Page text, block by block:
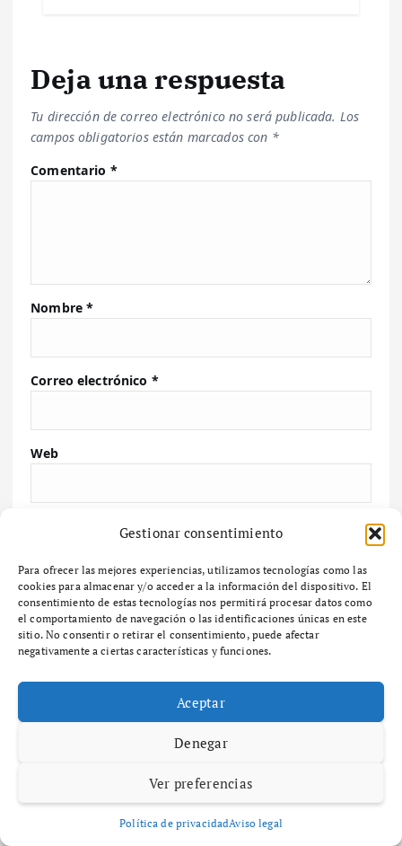
Gestionar consentimiento
Para ofrecer las mejores experiencias, utilizamos tecnologías como las
cookies para almacenar y/o acceder a la información del dispositivo. El
consentimiento de estas tecnologías nos permitirá procesar datos como
el comportamiento de navegación o las identificaciones únicas en este
sitio. No consentir o retirar el consentimiento, puede afectar
negativamente a ciertas características y funciones.
Aceptar
Denegar
Ver preferencias
Política de privacidadAviso legal
Deja una respuesta
Tu dirección de correo electrónico no será publicada. Los
campos obligatorios están marcados con *
Comentario *
Nombre*
Correo electrónico *
Web
Guarda mi nombre, correo electrónico y web en
Buscar
Buscar
A Paisaxe que sabe difunde la cultura y patrimonio de la provincia